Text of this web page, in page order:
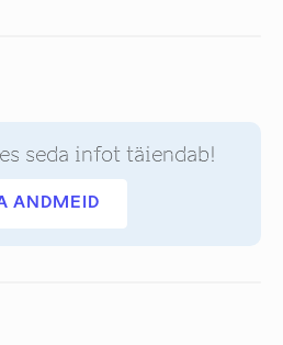
seda infot täiendab!
ANDMEID